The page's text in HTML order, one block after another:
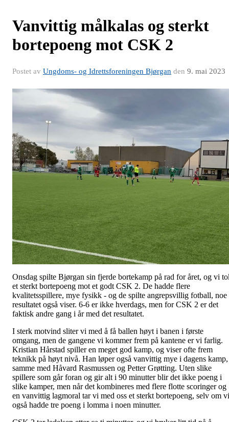
Vanvittig målkalas og sterkt
bortepoeng mot CSK 2
Postet av Ungdoms- og Idrettsforeningen Bjørgan den 9. mai 2023
Onsdag spilte Bjørgan sin fjerde bortekamp på rad for året, og vi
et sterkt bortepoeng mot et godt CSK 2. De hadde flere
kvalitetsspillere, mye fysikk - og de spilte angrepsvillig fotball, noe
resultatet også viser. 6-6 er ikke hverdags, men for CSK 2 er det
faktisk andre gang i år med det resultatet.
I sterk motvind sliter vi med å få ballen høyt i banen i første
omgang, men de gangene vi kommer frem på kantene er vi farlig.
Kristian Hårstad spiller en meget god kamp, og viser ofte frem
teknikk på høyt nivå. Han løper også vanvittig mye i dagens kamp,
samme med Håvard Rasmussen og Petter Grøtting. Uten slike
spillere som går foran og gir alt i 90 minutter blir det ikke poeng i
slike kamper, men når det kombineres med flere flotte scoringer og
en vanvittig lagmoral tar vi med oss et sterkt bortepoeng, selv om vi
også hadde tre poeng i lomma i noen minutter.